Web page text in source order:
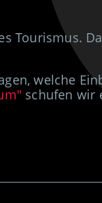
Tourismus.
welche
schufen wir